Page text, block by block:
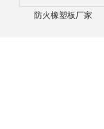
防火橡塑板厂家